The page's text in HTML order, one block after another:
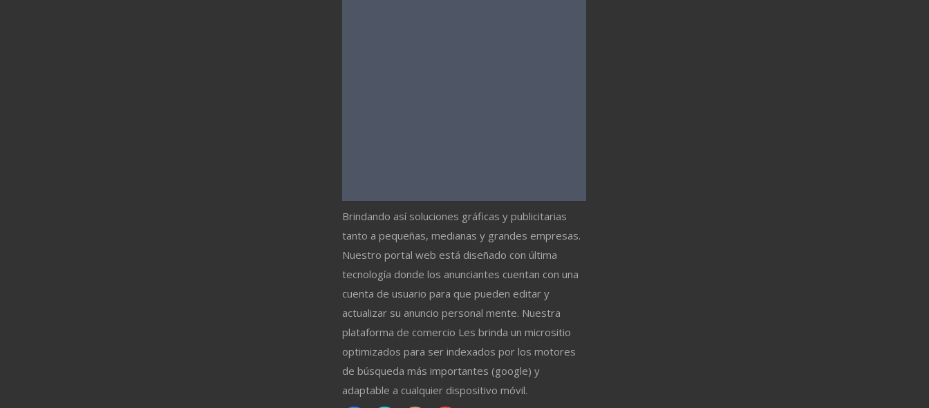
Brindando así soluciones gráficas y publicitarias
tanto a pequeñas, medianas y grandes empresas.
Nuestro portal web está diseñado con última
tecnología donde los anunciantes cuentan con una
cuenta de usuario para que pueden editar y
actualizar su anuncio personal mente. Nuestra
plataforma de comercio Les brinda un micrositio
optimizados para ser indexados por los motores
de búsqueda más importantes (google) y
adaptable a cualquier dispositivo móvil.